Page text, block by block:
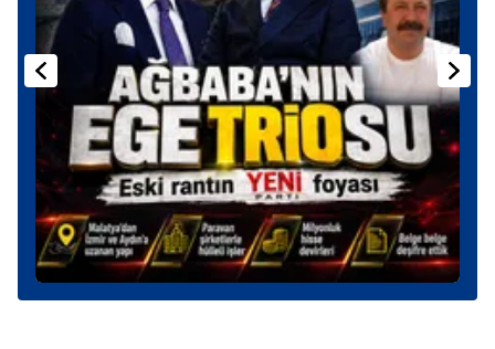
Sitemizde kendimize ve üçüncü kişilere ait çerezler
kullanılmaktadır. Bu çerezler vasıtasıyla çeşitli kişisel
verileriniz işlenmekte olup gerekli olan çerezler bilgi
toplumu hizmetlerinin sunulması amacıyla
kullanılmaktadır. Diğer çerezler, sitemizin daha işlevsel
kılınması ve kişiselleştirilmesi ve sizlere yönelik
reklam/pazarlama faaliyetlerinin yapılması, amaçlarıyla
sınırlı olarak açık rızanız dahilinde kullanılacaktır.
Çerezlere ilişkin tercihlerinizi aşağıda yer alan panel
vasıtasıyla belirleyebilirsiniz. Çerezlere ilişkin detaylı bilgi
için Ayarlar butonuna tıklayabilir,Çerez Bilgilendirme